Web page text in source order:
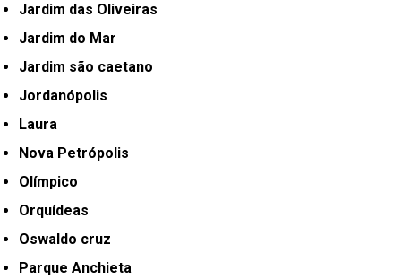
Jardim das Oliveiras
Jardim do Mar
Jardim são caetano
Jordanópolis
Laura
Nova Petrópolis
Olímpico
Orquídeas
Oswaldo cruz
Parque Anchieta